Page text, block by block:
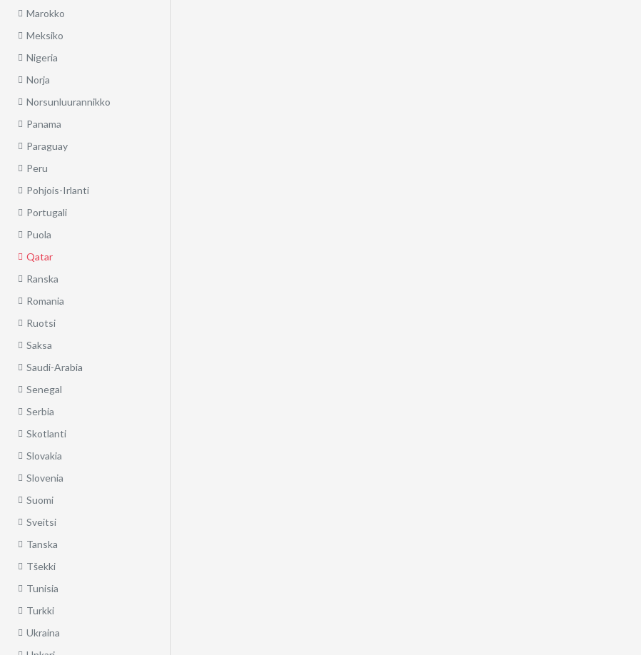
Marokko
Meksiko
Nigeria
Norja
Norsunluurannikko
Panama
Paraguay
Peru
Pohjois-Irlanti
Portugali
Puola
Qatar
Ranska
Romania
Ruotsi
Saksa
Saudi-Arabia
Senegal
Serbia
Skotlanti
Slovakia
Slovenia
Suomi
Sveitsi
Tanska
Tšekki
Tunisia
Turkki
Ukraina